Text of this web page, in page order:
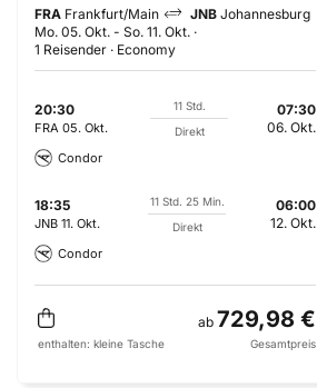
FRA Frankfurt/Main JNB Johannesburg
Mo. 05. Okt. - So. 11. Okt.
1 Reisender
Economy
20:30
FRA 05. Okt.
11 Std.
Direkt
07:30
06. Okt.
Condor
18:35
JNB 11. Okt.
11 Std. 25 Min.
Direkt
06:00
12. Okt.
Condor
ab 729,98 €
enthalten: kleine Tasche Gesamtpreis